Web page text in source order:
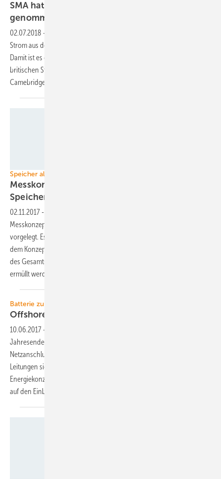
SMA hat Großspeicher in England in Betrieb
genommen
02.07.2018 -
Strom aus dem Netz einspeichern und bei Bedarf wieder abgeben.
Damit ist es eines der größten Projekte zur Stabilisierung des
britischen Stromnetzes, das auf halber Strecke zwischen London und
Camebridge strategisch günstig gelegen
Speicher als Systemdienstleister
Messkonzept ermöglicht gemischten
Speicherbetrieb
02.11.2017 -
Messkonzept für den gemischten Betrieb von Energiespeichern
vorgelegt. Es wurde mit allen relevanten Beteiligten erarbeitet. Mit
dem Konzept wird der Beitrag von Stromspeichern für die Stabilität
des Gesamtsystems ermöglicht, indem die Vorgaben aus dem EEG
ermülltwerden.
Batterie zur Systemdienstleistung
Offshore-Windpark mit eisener
10.06.2017 -
Jahresende der erste Offshore-Windpark weltweit werden, der am
Netzanschlusspunkt an Land die elektrische Frequenz in den
Leitungen sicher bei 50 Hertz stabilisiert. Der dänische
Energiekonzern und Burbo-Bank-Betreiber Dong Energy setzt dabei
auf den Einbau eines neuartigen